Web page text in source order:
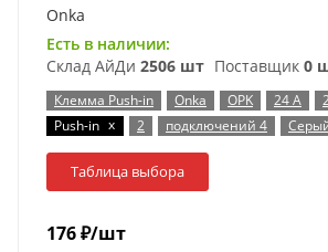
Onka
Есть в наличии:
Склад АйДи 2506 шт Поставщик 0
Клемма Push-in Onka OPK 24 А
Push-in x 2 подключений 4
Таблица выбора
176₽/шт